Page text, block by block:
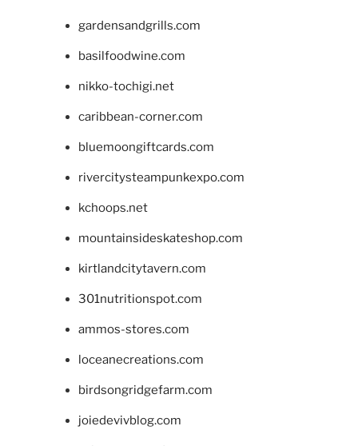
gardensandgrills.com
basilfoodwine.com
nikko-tochigi.net
caribbean-corner.com
bluemoongiftcards.com
rivercitysteampunkexpo.com
kchoops.net
mountainsideskateshop.com
kirtlandcitytavern.com
301nutritionspot.com
ammos-stores.com
loceanecreations.com
birdsongridgefarm.com
joiedevivblog.com